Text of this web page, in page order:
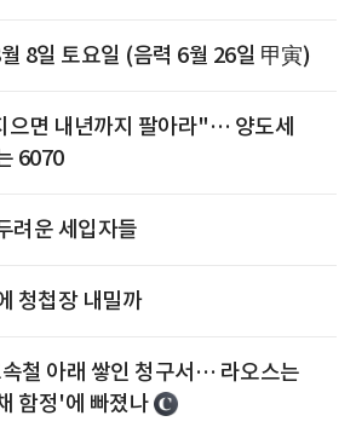
8일 토요일 (음력 6월 26일 甲寅)
으면 내년까지 팔아라"… 양도세
6070
려운 세입자들
청첩장 내밀까
철 아래 쌓인 청구서… 라오스는
함정'에 빠졌나